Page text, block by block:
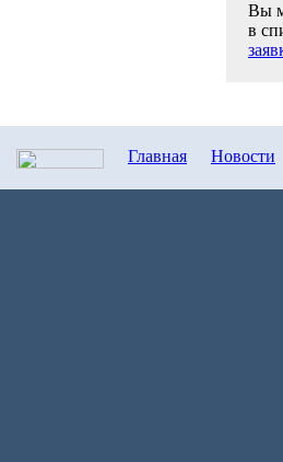
Вы
в
Главная Новости